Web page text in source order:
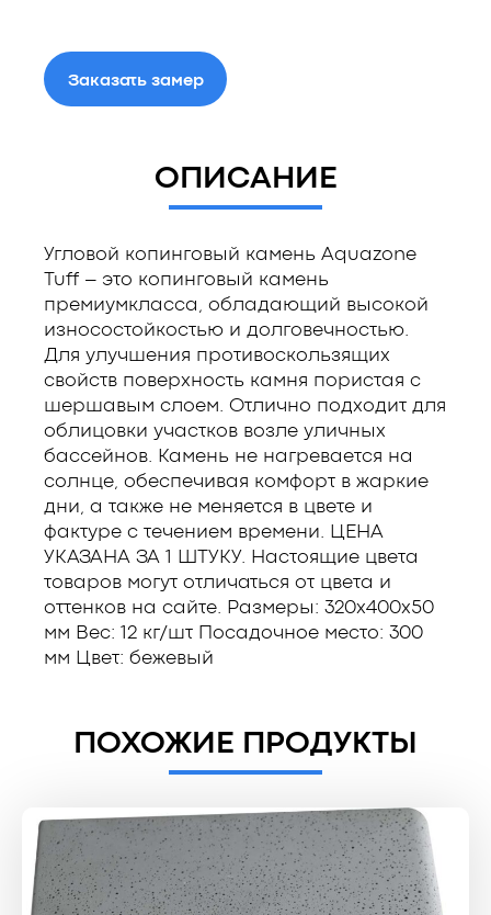
Заказать замер
ОПИСАНИЕ
Угловой копинговый камень Aquazone
Tuff – это копинговый камень
премиумкласса, обладающий высокой
износостойкостью и долговечностью.
Для улучшения противоскользящих
свойств поверхность камня пористая с
шершавым слоем. Отлично подходит для
облицовки участков возле уличных
бассейнов. Камень не нагревается на
солнце, обеспечивая комфорт в жаркие
дни, а также не меняется в цвете и
фактуре с течением времени. ЦЕНА
УКАЗАНА ЗА 1 ШТУКУ. Настоящие цвета
товаров могут отличаться от цвета и
оттенков на сайте. Размеры: 320x400x50
мм Вес: 12 кг/шт Посадочное место: 300
мм Цвет: бежевый
ПОХОЖИЕ ПРОДУКТЫ